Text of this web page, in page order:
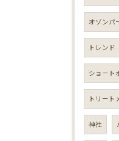
オゾンパ
トレンド
ショート
トリート
神社